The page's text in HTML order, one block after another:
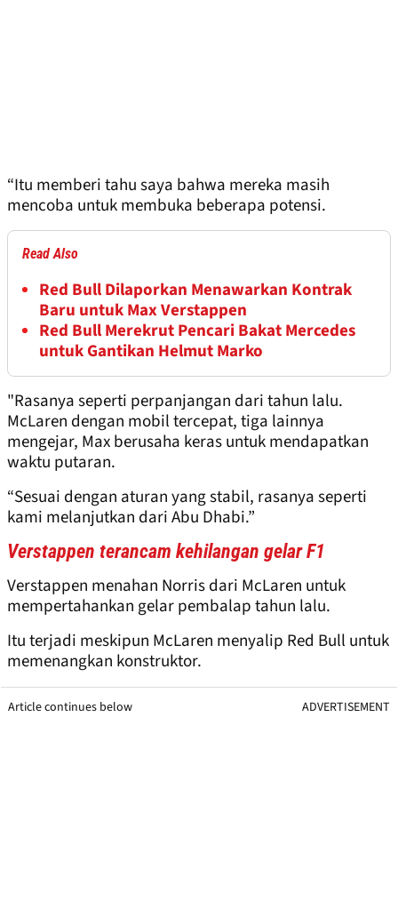
“Itu memberi tahu saya bahwa mereka masih
mencoba untuk membuka beberapa potensi.
Read Also
Red Bull Dilaporkan Menawarkan Kontrak
Baru untuk Max Verstappen
Red Bull Merekrut Pencari Bakat Mercedes
untuk Gantikan Helmut Marko
"Rasanya seperti perpanjangan dari tahun lalu.
McLaren dengan mobil tercepat, tiga lainnya
mengejar, Max berusaha keras untuk mendapatkan
waktu putaran.
“Sesuai dengan aturan yang stabil, rasanya seperti
kami melanjutkan dari Abu Dhabi.”
Verstappen terancam kehilangan gelar F1
Verstappen menahan Norris dari McLaren untuk
mempertahankan gelar pembalap tahun lalu.
Itu terjadi meskipun McLaren menyalip Red Bull untuk
memenangkan konstruktor.
Article continues below ADVERTISEMENT